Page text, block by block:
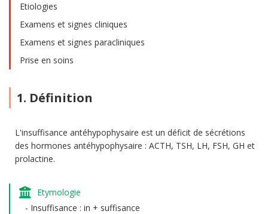
Etiologies
Examens et signes cliniques
Examens et signes paracliniques
Prise en soins
1. Définition
L'insuffisance antéhypophysaire est un déficit de sécrétions
des hormones antéhypophysaire : ACTH, TSH, LH, FSH, GH et
prolactine.
Etymologie
Insuffisance : in + suffisance